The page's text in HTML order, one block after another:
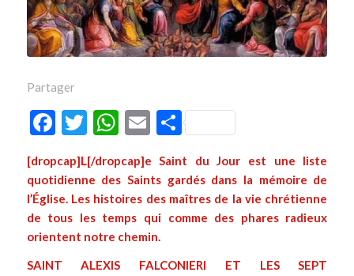
Partager
Facebook
Twitter
WhatsApp
EmailPartager
[dropcap]L [/dropcap]e Saint du Jour est une liste
quotidienne des Saints gardés dans la mémoire de
l’Église. Les histoires des maîtres de la vie chrétienne
de tous les temps qui comme des phares radieux
orientent notre chemin.
SAINT ALEXIS FALCONIERI ET LES SEPT